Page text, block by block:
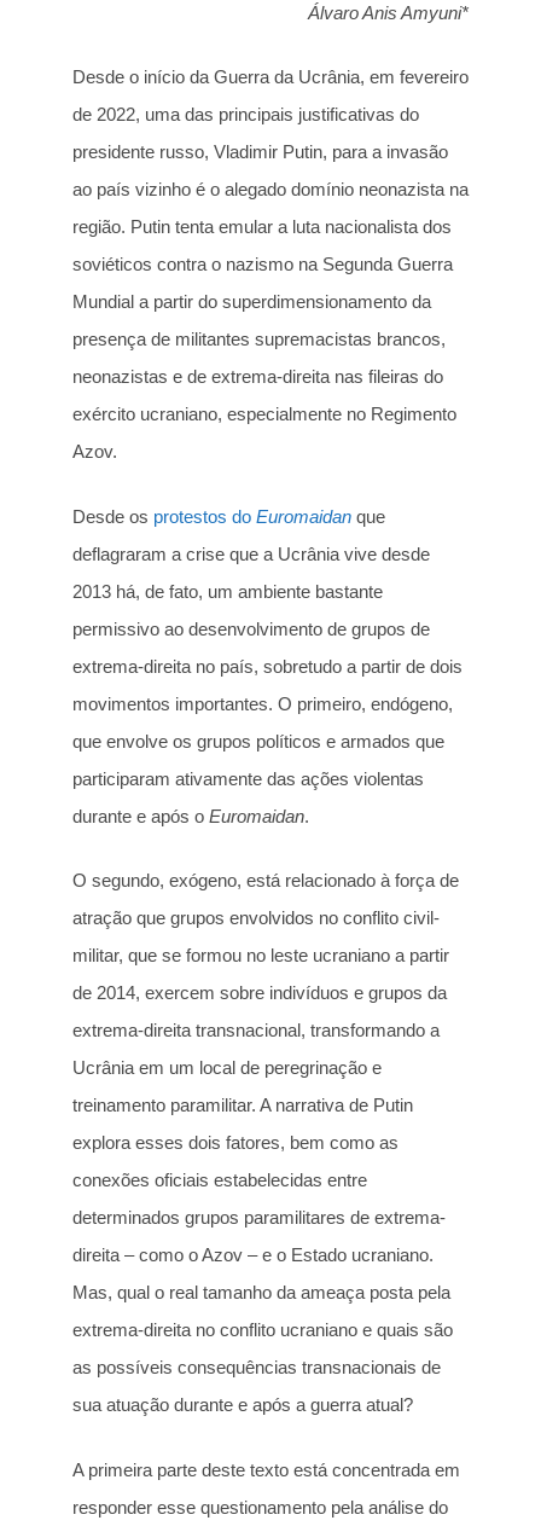
Álvaro Anis Amyuni*
Desde o início da Guerra da Ucrânia, em fevereiro
de 2022, uma das principais justificativas do
presidente russo, Vladimir Putin, para a invasão
ao país vizinho é o alegado domínio neonazista na
região. Putin tenta emular a luta nacionalista dos
soviéticos contra o nazismo na Segunda Guerra
Mundial a partir do superdimensionamento da
presença de militantes supremacistas brancos,
neonazistas e de extrema-direita nas fileiras do
exército ucraniano, especialmente no Regimento
Azov.
Desde os protestos do Euromaidan que
deflagraram a crise que a Ucrânia vive desde
2013 há, de fato, um ambiente bastante
permissivo ao desenvolvimento de grupos de
extrema-direita no país, sobretudo a partir de dois
movimentos importantes. O primeiro, endógeno,
que envolve os grupos políticos e armados que
participaram ativamente das ações violentas
durante e após o Euromaidan.
O segundo, exógeno, está relacionado à força de
atração que grupos envolvidos no conflito civil-
militar, que se formou no leste ucraniano a partir
de 2014, exercem sobre indivíduos e grupos da
extrema-direita transnacional, transformando a
Ucrânia em um local de peregrinação e
treinamento paramilitar. A narrativa de Putin
explora esses dois fatores, bem como as
conexões oficiais estabelecidas entre
determinados grupos paramilitares de extrema-
direita – como o Azov – e o Estado ucraniano.
Mas, qual o real tamanho da ameaça posta pela
extrema-direita no conflito ucraniano e quais são
as possíveis consequências transnacionais de
sua atuação durante e após a guerra atual?
A primeira parte deste texto está concentrada em
responder esse questionamento pela análise do